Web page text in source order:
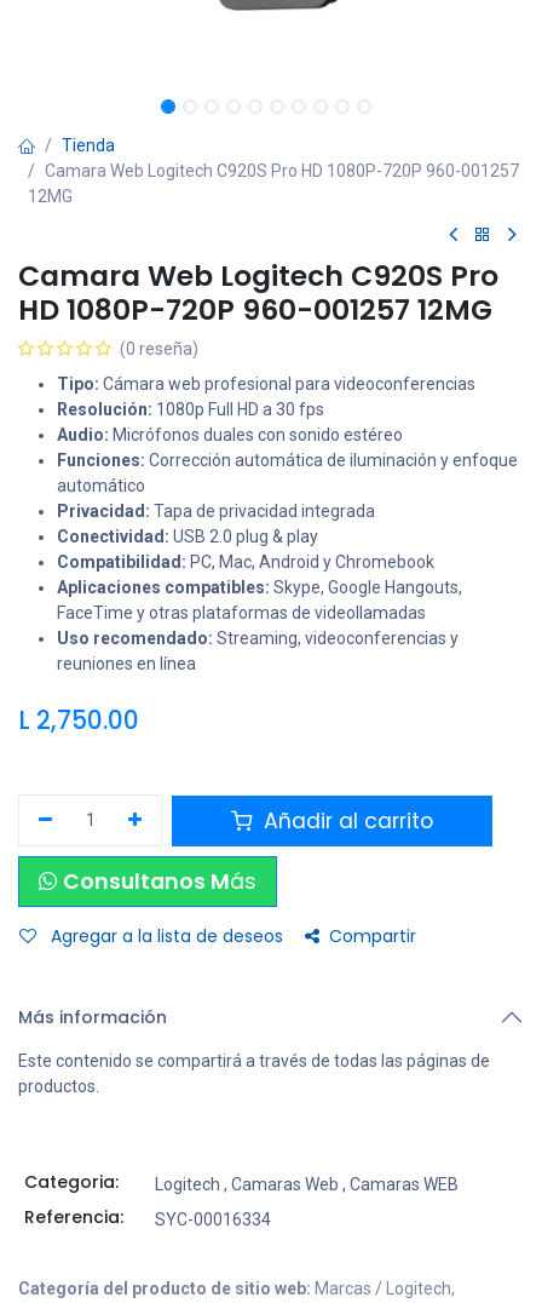
Tienda
Camara Web Logitech C920S Pro HD 1080P-720P 960-001257
12MG
Camara Web Logitech C920S Pro
HD 1080P-720P 960-001257 12MG
(0 reseña)
Tipo: Cámara web profesional para videoconferencias
Resolución: 1080p Full HD a 30 fps
Audio: Micrófonos duales con sonido estéreo
Funciones: Corrección automática de iluminación y enfoque
automático
Privacidad: Tapa de privacidad integrada
Conectividad: USB 2.0 plug & play
Compatibilidad: PC, Mac, Android y Chromebook
Aplicaciones compatibles: Skype, Google Hangouts,
FaceTime y otras plataformas de videollamadas
Uso recomendado: Streaming, videoconferencias y
reuniones en línea
L 2,750.00
Añadir al carrito
Consultanos Más
Agregar a la lista de deseos Compartir
Más información
Este contenido se compartirá a través de todas las páginas de
productos.
Categoria: Logitech , Camaras Web , Camaras WEB
Referencia: SYC-00016334
Categoría del producto de sitio web: Marcas / Logitech,